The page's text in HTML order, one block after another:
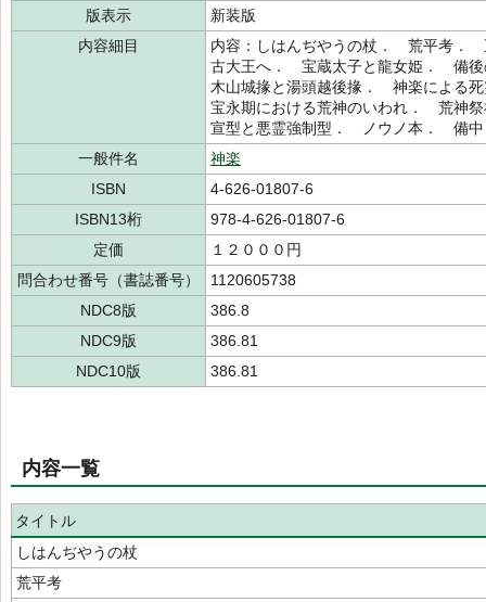
版表示
新装版
内容細目
内容：しはんぢやうの杖． 荒平考．
古大王へ． 宝蔵太子と龍女姫． 備
木山城掾と湯頭越後掾． 神楽による
宝永期における荒神のいわれ． 荒神
宣型と悪霊強制型． ノウノ本． 備中
一般件名
神楽
ISBN
4-626-01807-6
ISBN13桁
978-4-626-01807-6
定価
１２０００円
問合わせ番号（書誌番号）
1120605738
NDC8版
386.8
NDC9版
386.81
NDC10版
386.81
内容一覧
タイトル
しはんぢやうの杖
荒平考